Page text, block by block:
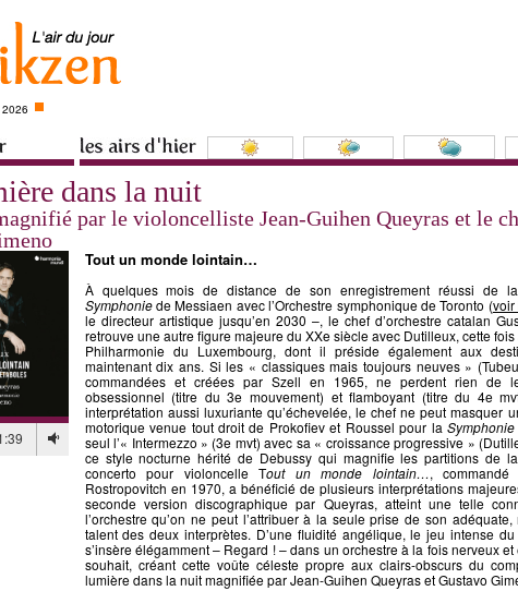
dans la nuit
par le violoncelliste Jean-Guihen Queyras et le
Tout un monde lointain…
À quelques mois de distance de son enregistrement réussi de la
Symphoniede Messiaen avec l’Orchestre symphonique de Toronto (voir
le directeur artistique jusqu’en 2030 –, le chef d’orchestre catalan
retrouve une autre figure majeure du XXe siècle avec Dutilleux, cette fois
Philharmonie du Luxembourg, dont il préside également aux
maintenant dix ans. Si les « classiques mais toujours neuves »
commandées et créées par Szell en 1965, ne perdent rien de
obsessionnel (titre du 3e mouvement) et flamboyant (titre du 4e
interprétation aussi luxuriante qu’échevelée, le chef ne peut masquer
motorique venue tout droit de Prokofiev et Roussel pour la Symphonie
seul l’« Intermezzo » (3e mvt) avec sa « croissance progressive »
ce style nocturne hérité de Debussy qui magnifie les partitions de
concerto pour violoncelle Tout un monde lointain…,
Rostropovitch en 1970, a bénéficié de plusieurs interprétations
seconde version discographique par Queyras, atteint une telle
l’orchestre qu’on ne peut l’attribuer à la seule prise de son
talent des deux interprètes. D’une fluidité angélique, le jeu intense
s’insère élégamment – Regard ! – dans un orchestre à la fois nerveux
souhait, créant cette voûte céleste propre aux clairs-obscurs du
lumière dans la nuit magnifiée par Jean-Guihen Queyras et